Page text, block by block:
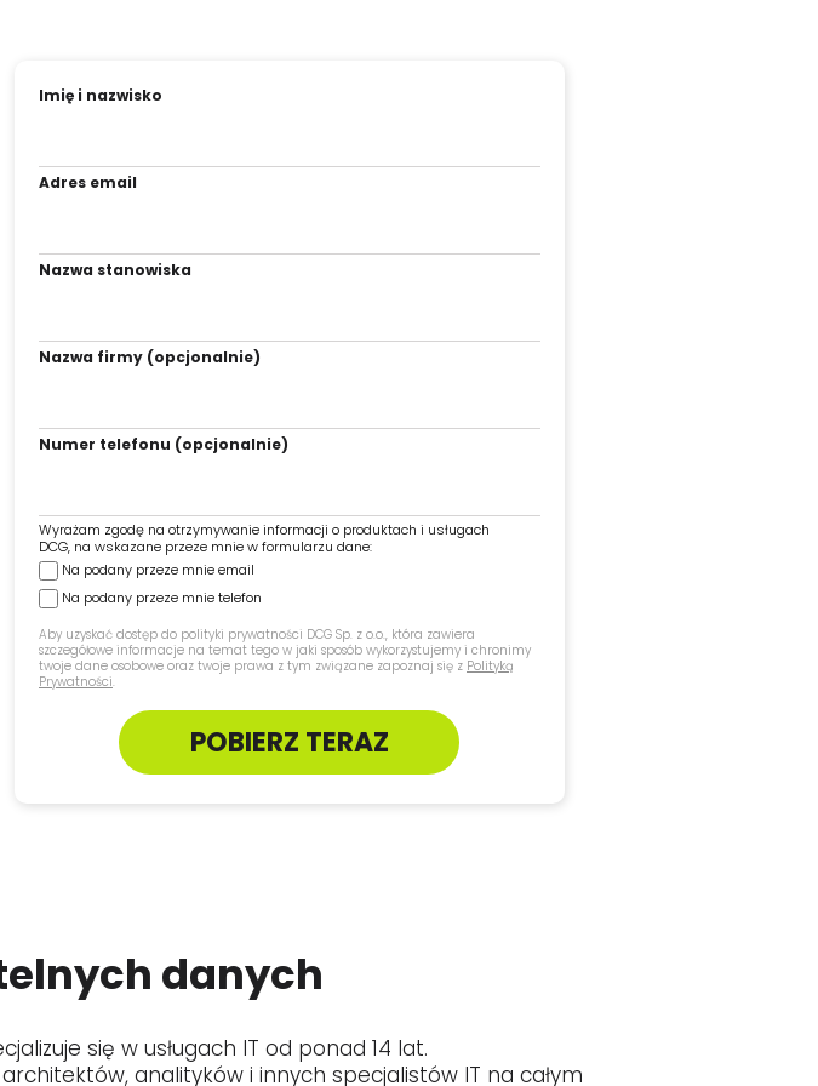
Imię i nazwisko
Adres email
Nazwa stanowiska
Nazwa firmy (opcjonalnie)
Numer telefonu (opcjonalnie)
Wyrażam zgodę na otrzymywanie informacji o produktach i usługach
DCG, na wskazane przeze mnie w formularzu dane:
Na podany przeze mnie email
Na podany przeze mnie telefon
Aby uzyskać dostęp do polityki prywatności DCG Sp. z o.o., która zawiera
szczegółowe informacje na temat tego w jaki sposób wykorzystujemy i chronimy
twoje dane osobowe oraz twoje prawa z tym związane zapoznaj się z Polityką
Prywatności.
POBIERZ TERAZ
danych
się w usługach IT od ponad 14 lat.
analityków i innych specjalistów IT na całym